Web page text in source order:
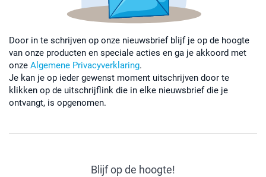
Door in te schrijven op onze nieuwsbrief blijf je op de hoogte
van onze producten en speciale acties en ga je akkoord met
onze Algemene Privacyverklaring.
Je kan je op ieder gewenst moment uitschrijven door te
klikken op de uitschrijflink die in elke nieuwsbrief die je
ontvangt, is opgenomen.
Blijf op de hoogte!